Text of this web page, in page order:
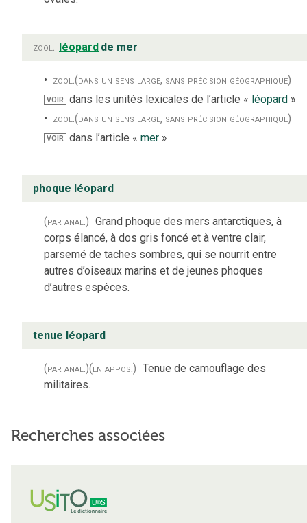
zool. léopard de mer
zool.(dans un sens large, sans précision géographique)
VOIR dans les unités lexicales de l’article « léopard »
zool.(dans un sens large, sans précision géographique)
VOIR dans l’article «mer »
phoque léopard
(par anal.) Grand phoque des mers antarctiques, à
corps élancé, à dos gris foncé et à ventre clair,
parsemé de taches sombres, qui se nourrit entre
autres d’oiseaux marins et de jeunes phoques
d’autres espèces.
tenue léopard
(par anal.)(en appos.) Tenue de camouflage des
militaires.
Recherches associées